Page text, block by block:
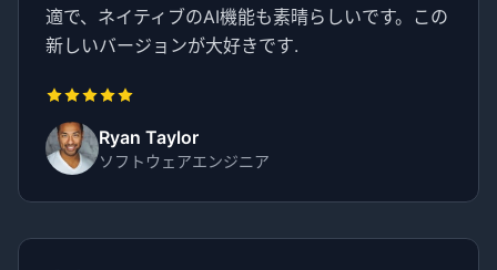
適で、ネイティブのAI機能も素晴らしいです。この
新しいバージョンが大好きです.
Ryan Taylor
ソフトウェアエンジニア